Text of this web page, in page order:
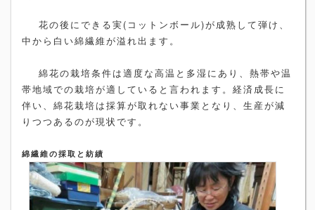
花の後にできる実(コットンボール)が成熟して弾け、
中から白い綿繊維が溢れ出ます。
綿花の栽培条件は適度な高温と多湿にあり、熱帯や温
帯地域での栽培が適していると言われます。経済成長に
伴い、綿花栽培は採算が取れない事業となり、生産が減
りつつあるのが現状です。
綿繊維の採取と紡績